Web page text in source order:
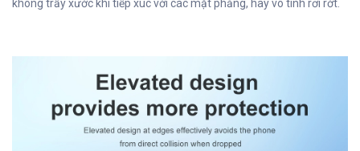
Vui lòng viết nội dung bạn muốn shop tư vấn, chúng tôi sẽ phản
hồi trong thời gian sớm nhất
không trầy xước khi tiếp xúc với các mặt phẳng, hay vô tình rơi rớt.